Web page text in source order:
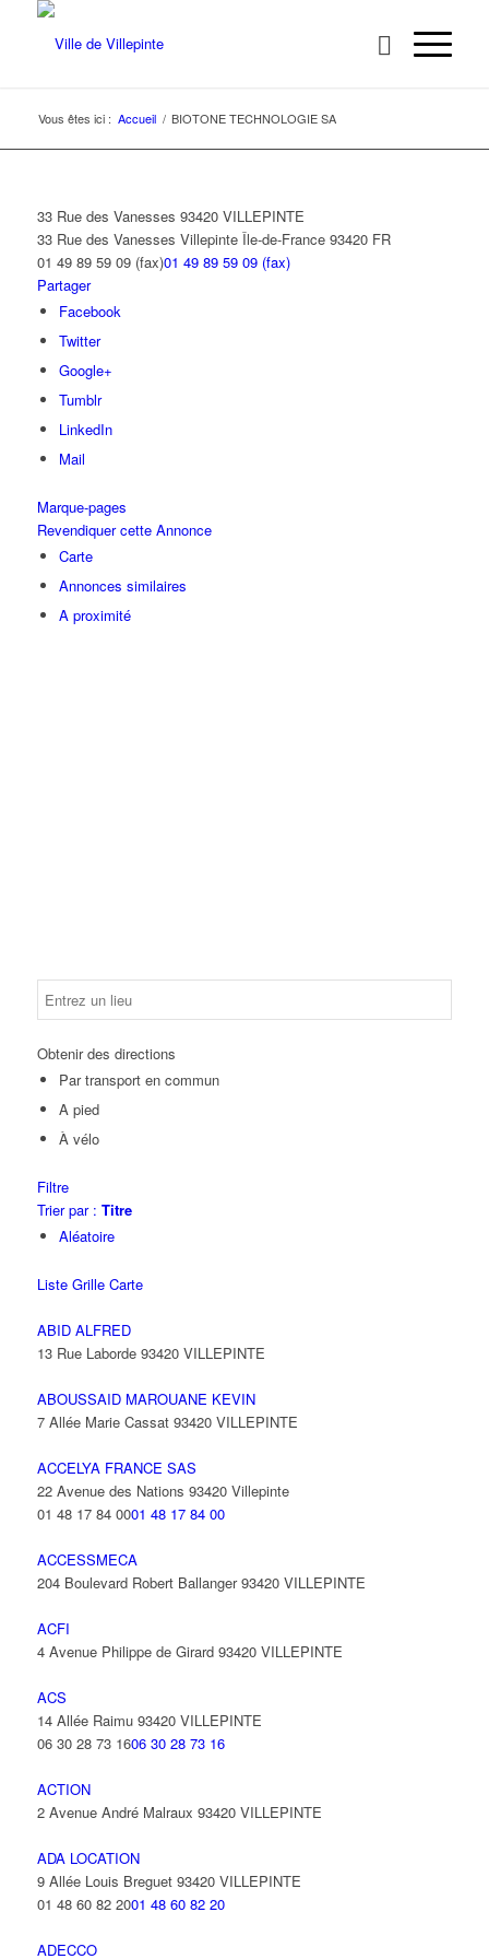
Vous êtes ici : Accueil / BIOTONE TECHNOLOGIE SA
33 Rue des Vanesses 93420 VILLEPINTE
33 Rue des Vanesses Villepinte Île-de-France 93420 FR
01 49 89 59 09 (fax)01 49 89 59 09 (fax)
Partager
Facebook
Twitter
Google+
Tumblr
LinkedIn
Mail
Marque-pages
Revendiquer cette Annonce
Carte
Annonces similaires
A proximité
Obtenir des directions
Par transport en commun
A pied
À vélo
Filtre
Trier par : Titre
Aléatoire
Liste Grille Carte
ABID ALFRED
13 Rue Laborde 93420 VILLEPINTE
ABOUSSAID MAROUANE KEVIN
7 Allée Marie Cassat 93420 VILLEPINTE
ACCELYA FRANCE SAS
22 Avenue des Nations 93420 Villepinte
01 48 17 84 0001 48 17 84 00
ACCESSMECA
204 Boulevard Robert Ballanger 93420 VILLEPINTE
ACFI
4 Avenue Philippe de Girard 93420 VILLEPINTE
ACS
14 Allée Raimu 93420 VILLEPINTE
06 30 28 73 1606 30 28 73 16
ACTION
2 Avenue André Malraux 93420 VILLEPINTE
ADA LOCATION
9 Allée Louis Breguet 93420 VILLEPINTE
01 48 60 82 2001 48 60 82 20
ADECCO